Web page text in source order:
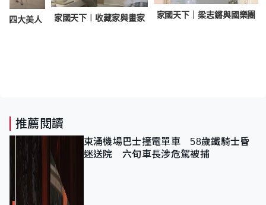
四大美人 家國天下︱收藏家與畫家 家國天下｜梁志鏘與國樂團
推薦閱讀
東涌機場巴士撞電單車 58歲鐵騎士昏
迷送院 六旬車長涉危駕被捕